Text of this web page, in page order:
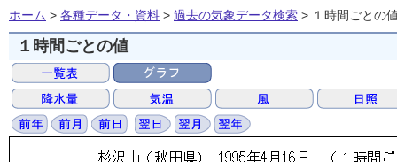
ホーム > 各種データ・資料 > 過去の気象データ検索 > １時間ごとの
１時間ごとの値